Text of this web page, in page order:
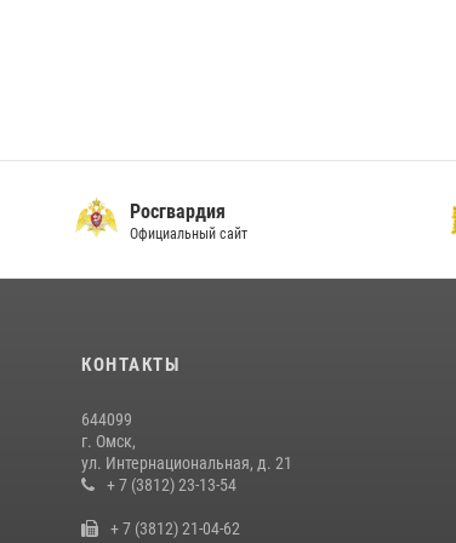
Росгвардия
Официальный сайт
КОНТАКТЫ
644099
г. Омск,
ул. Интернациональная, д. 21
+ 7 (3812) 23-13-54
+ 7 (3812) 21-04-62